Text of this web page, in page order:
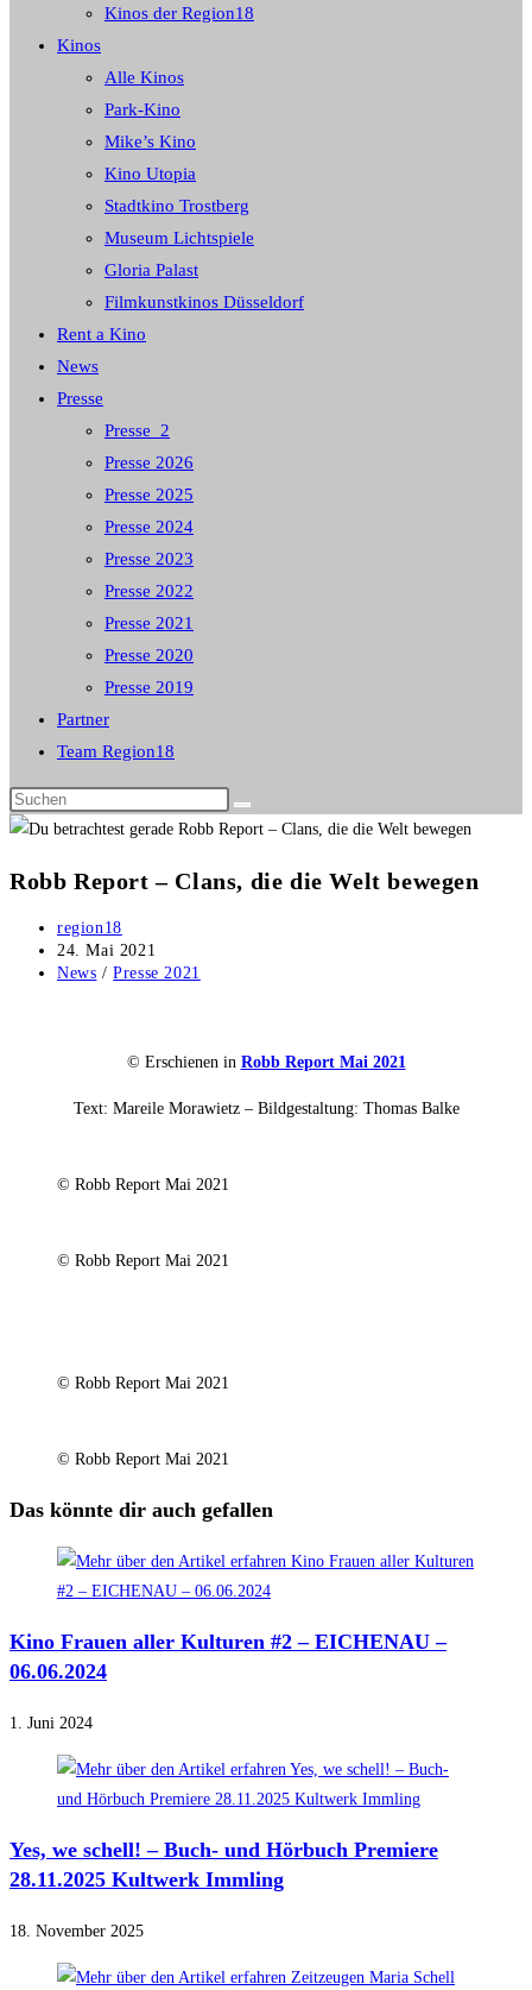
Kinos der Region18
Kinos
Alle Kinos
Park-Kino
Mike’s Kino
Kino Utopia
Stadtkino Trostberg
Museum Lichtspiele
Gloria Palast
Filmkunstkinos Düsseldorf
Rent a Kino
News
Presse
Presse_2
Presse 2026
Presse 2025
Presse 2024
Presse 2023
Presse 2022
Presse 2021
Presse 2020
Presse 2019
Partner
Team Region18
Diese
Website
Robb Report – Clans, die die Welt bewegen
Beitrags-
Autor:
region18
Beitrag
veröffentlicht:
24. Mai 2021
Beitrags-
News / Presse 2021
© Erschienen in Robb Report Mai 2021
Text: Mareile Morawietz – Bildgestaltung: Thomas Balke
© Robb Report Mai 2021
© Robb Report Mai 2021
© Robb Report Mai 2021
© Robb Report Mai 2021
Das könnte dir auch gefallen
Kino Frauen aller Kulturen #2 – EICHENAU –
06.06.2024
1. Juni 2024
Yes, we schell! – Buch- und Hörbuch Premiere
28.11.2025 Kultwerk Immling
18. November 2025